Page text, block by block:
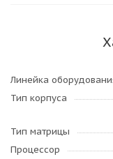
Линейка
Тип корпуса
Тип матрицы
Процессор